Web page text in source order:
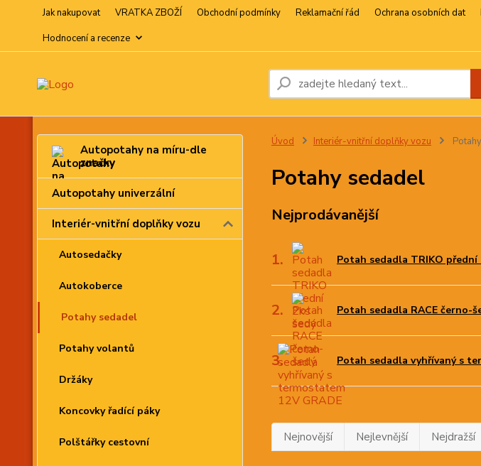
Jak nakupovat VRATKA ZBOŽÍ Obchodní podmínky Reklamační řád Ochrana osobních dat
Hodnocení a recenze
Autopotahy na míru-dle
značky
Autopotahy univerzální
Interiér-vnitřní doplňky vozu
Autosedačky
Autokoberce
Potahy sedadel
Potahy volantů
Držáky
Koncovky řadící páky
Polštářky cestovní
Úvod Interiér-vnitřní doplňky vozu
Potahy sedadel
Nejprodávanější
1. Potah sedadla TRIKO přední
2. Potah sedadla RACE černo-
3. Potah sedadla vyhřívaný s
Nejnovější Nejlevnější Nejdražší